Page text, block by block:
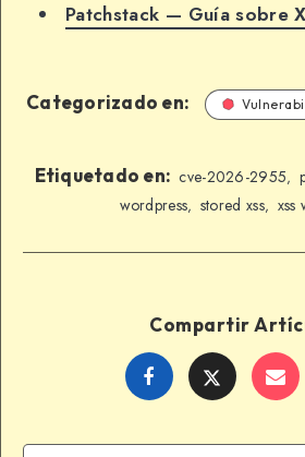
Patchstack — Guía sobre
Categorizado en:
Etiquetado en: cve-2026-2955,
wordpress, stored xss, xss
Compartir
Share
Share